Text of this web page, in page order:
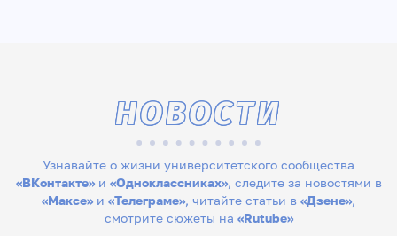
Узнавайте о жизни университетского сообщества
«ВКонтакте»и «Одноклассниках», следите за новостями в
«Максе» и «Телеграме», читайте статьи в «Дзене»,
смотрите сюжеты на «Rutube»
НОВОСТИ